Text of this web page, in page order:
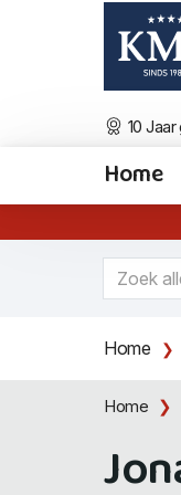
10
Home
Home
Home